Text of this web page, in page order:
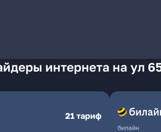
интернета на ул
21 тариф
билайн